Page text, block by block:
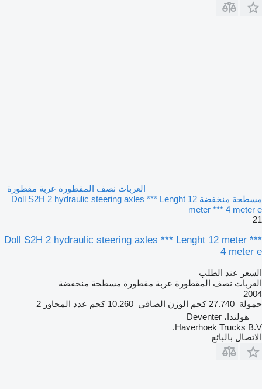
العربات نصف المقطورة عربة مقطورة
مسطحة منخفضة Doll S2H 2 hydraulic steering axles *** Lenght 12
meter *** 4 meter e
21
Doll S2H 2 hydraulic steering axles *** Lenght 12 meter ***
4 meter e
السعر عند الطلب
العربات نصف المقطورة عربة مقطورة مسطحة منخفضة
2004
حمولة 27.740 كجم الوزن الصافي 10.260 كجم عدد المحاور 2
هولندا، Deventer
Haverhoek Trucks B.V.
الاتصال بالبائع